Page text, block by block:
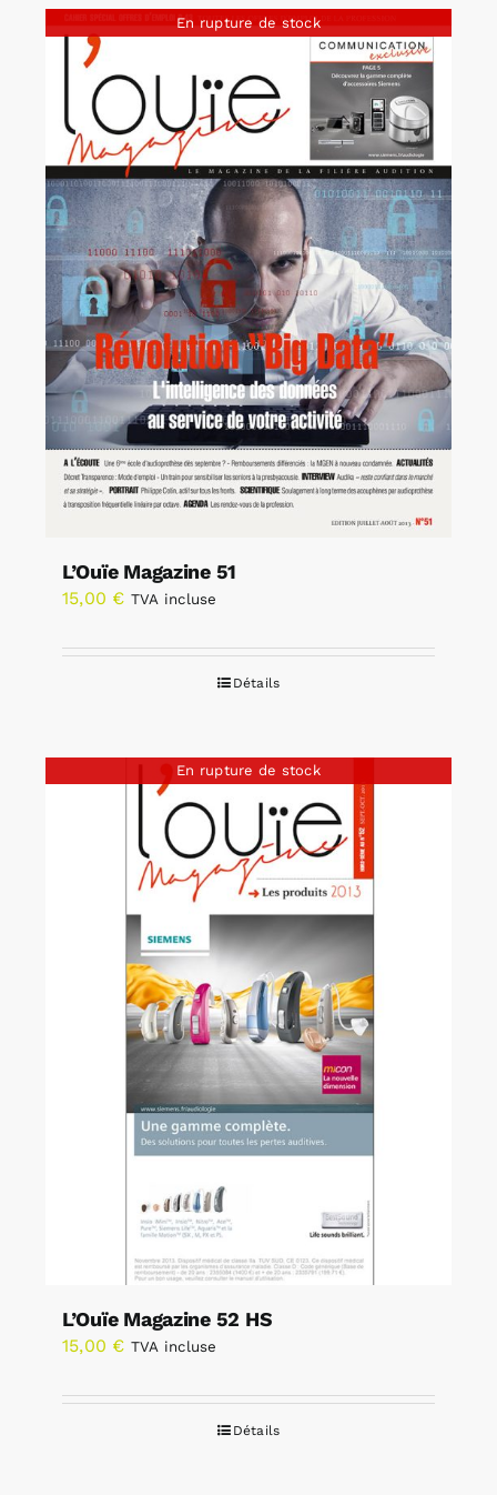
En rupture de stock
L’Ouïe Magazine 51
15,00 € TVA incluse
Détails
En rupture de stock
L’Ouïe Magazine 52 HS
15,00 € TVA incluse
Détails